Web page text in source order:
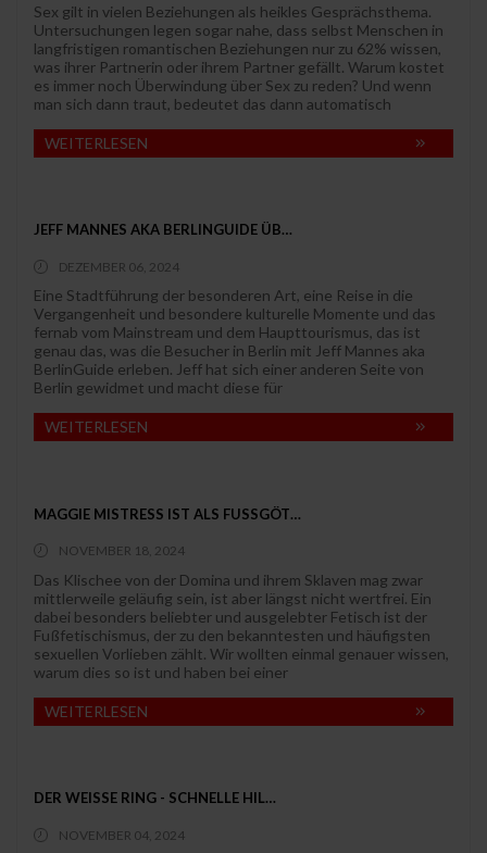
Sex gilt in vielen Beziehungen als heikles Gesprächsthema.
Untersuchungen legen sogar nahe, dass selbst Menschen in
langfristigen romantischen Beziehungen nur zu 62% wissen,
was ihrer Partnerin oder ihrem Partner gefällt. Warum kostet
es immer noch Überwindung über Sex zu reden? Und wenn
man sich dann traut, bedeutet das dann automatisch
WEITERLESEN
JEFF MANNES AKA BERLINGUIDE ÜB…
DEZEMBER 06, 2024
Eine Stadtführung der besonderen Art, eine Reise in die
Vergangenheit und besondere kulturelle Momente und das
fernab vom Mainstream und dem Haupttourismus, das ist
genau das, was die Besucher in Berlin mit Jeff Mannes aka
BerlinGuide erleben. Jeff hat sich einer anderen Seite von
Berlin gewidmet und macht diese für
WEITERLESEN
MAGGIE MISTRESS IST ALS FUSSGÖT…
NOVEMBER 18, 2024
Das Klischee von der Domina und ihrem Sklaven mag zwar
mittlerweile geläufig sein, ist aber längst nicht wertfrei. Ein
dabei besonders beliebter und ausgelebter Fetisch ist der
Fußfetischismus, der zu den bekanntesten und häufigsten
sexuellen Vorlieben zählt. Wir wollten einmal genauer wissen,
warum dies so ist und haben bei einer
WEITERLESEN
DER WEISSE RING - SCHNELLE HIL…
NOVEMBER 04, 2024